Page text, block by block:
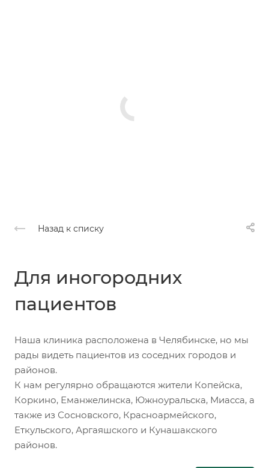
Назад к списку
Для иногородних
пациентов
Наша клиника расположена в Челябинске, но мы
рады видеть пациентов из соседних городов и
районов.
К нам регулярно обращаются жители Копейска,
Коркино, Еманжелинска, Южноуральска, Миасса, а
также из Сосновского, Красноармейского,
Еткульского, Аргаяшского и Кунашакского
районов.